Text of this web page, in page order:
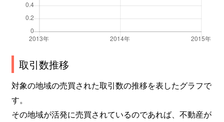
取引数推移
対象の地域の売買された取引数の推移を表したグラフで
す。
その地域が活発に売買されているのであれば、不動産が